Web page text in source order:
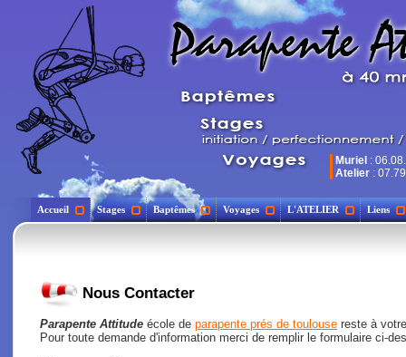
Muriel :
Atelier :
Accueil Stages Baptêmes Voyages L'ATELIER Liens
Nous Contacter
Parapente Attitude école de parapente prés de toulouse reste à
Pour toute demande d'information merci de remplir le formulaire ci-